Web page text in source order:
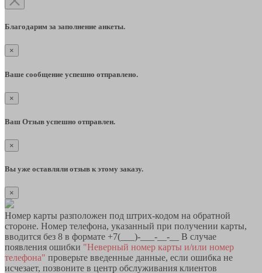
Благодарим за заполнение анкеты.
×
Ваше сообщение успешно отправлено.
×
Ваш Отзыв успешно отправлен.
×
Вы уже оставляли отзыв к этому заказу.
×
Номер карты разположен под штрих-кодом на обратной
стороне. Номер телефона, указанный при получении карты,
вводится без 8 в формате +7(___)-___-__-__ В случае
появления ошибки "Неверный номер карты и/или номер
телефона" проверьте введенные данные, если ошибка не
исчезает, позвоните в центр обслуживания клиентов